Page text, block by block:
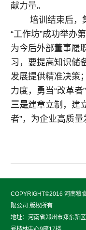
献力量。
培训结束后，
“工作坊”成功举办
为今后外部董事履
习，要提高知识储
发展提供精准决策；
力度，勇当“改革者
三是建章立制，建
者”，为企业高质量
COPYRIGHT©2016 河南粮
限公司 版权所有
地址：河南省郑州市郑东新